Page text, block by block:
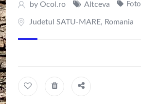
by Ocol.ro Altceva Foto
Judetul SATU-MARE, Romania